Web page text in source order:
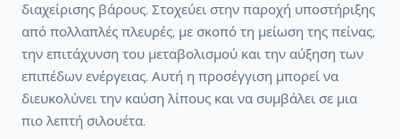
διαχείρισης βάρους. Στοχεύει στην παροχή υποστήριξης
από πολλαπλές πλευρές, με σκοπό τη μείωση της πείνας,
την επιτάχυνση του μεταβολισμού και την αύξηση των
επιπέδων ενέργειας. Αυτή η προσέγγιση μπορεί να
διευκολύνει την καύση λίπους και να συμβάλει σε μια
πιο λεπτή σιλουέτα.